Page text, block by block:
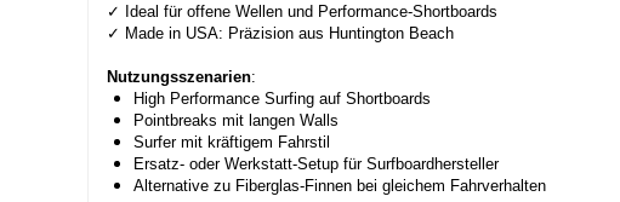
✓ Ideal für offene Wellen und Performance-Shortboards
✓ Made in USA: Präzision aus Huntington Beach
Nutzungsszenarien:
High Performance Surfing auf Shortboards
Pointbreaks mit langen Walls
Surfer mit kräftigem Fahrstil
Ersatz- oder Werkstatt-Setup für Surfboardhersteller
Alternative zu Fiberglas-Finnen bei gleichem Fahrverhalten